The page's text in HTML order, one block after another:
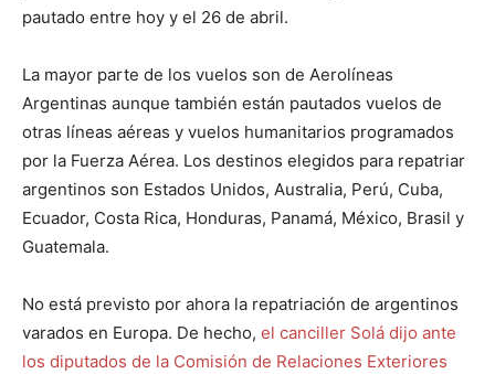
pautado entre hoy y el 26 de abril.
La mayor parte de los vuelos son de Aerolíneas
Argentinas aunque también están pautados vuelos de
otras líneas aéreas y vuelos humanitarios programados
por la Fuerza Aérea. Los destinos elegidos para repatriar
argentinos son Estados Unidos, Australia, Perú, Cuba,
Ecuador, Costa Rica, Honduras, Panamá, México, Brasil y
Guatemala.
No está previsto por ahora la repatriación de argentinos
varados en Europa. De hecho, el canciller Solá dijo ante
los diputados de la Comisión de Relaciones Exteriores